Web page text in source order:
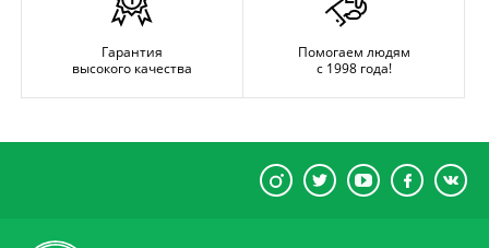
Гарантия
высокого качества
Помогаем людям
с 1998 года!